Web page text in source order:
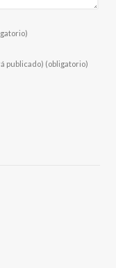
publicado) (obligatorio)